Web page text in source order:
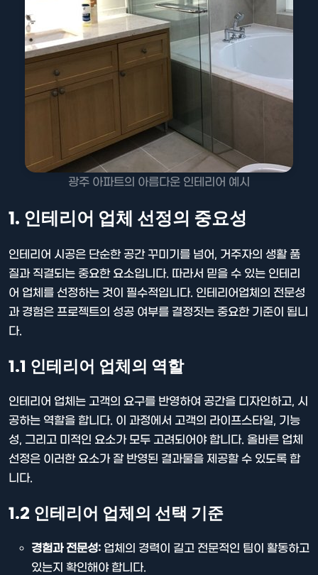
광주 아파트의 아름다운 인테리어 예시
1. 인테리어 업체 선정의 중요성
인테리어 시공은 단순한 공간 꾸미기를 넘어, 거주자의 생활 품
질과 직결되는 중요한 요소입니다. 따라서 믿을 수 있는 인테리
어 업체를 선정하는 것이 필수적입니다. 인테리어업체의 전문성
과 경험은 프로젝트의 성공 여부를 결정짓는 중요한 기준이 됩니
다.
1.1 인테리어 업체의 역할
인테리어 업체는 고객의 요구를 반영하여 공간을 디자인하고, 시
공하는 역할을 합니다. 이 과정에서 고객의 라이프스타일, 기능
성, 그리고 미적인 요소가 모두 고려되어야 합니다. 올바른 업체
선정은 이러한 요소가 잘 반영된 결과물을 제공할 수 있도록 합
니다.
1.2 인테리어 업체의 선택 기준
경험과 전문성: 업체의 경력이 길고 전문적인 팀이 활동하고
있는지 확인해야 합니다.